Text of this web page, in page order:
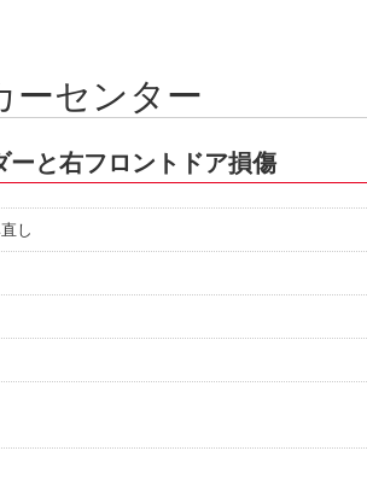
ーセンター
と右フロントドア損傷
し